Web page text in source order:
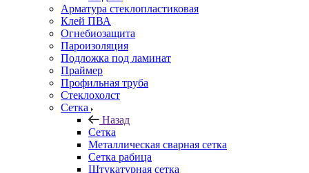
Арматура стеклопластиковая
Клей ПВА
Огнебиозащита
Пароизоляция
Подложка под ламинат
Праймер
Профильная труба
Стеклохолст
Сетка
Назад
Сетка
Металлическая сварная сетка
Сетка рабица
Штукатурная сетка